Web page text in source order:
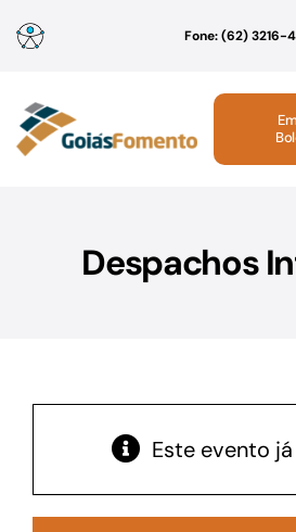
para
conteúdo
Fone: (62) 3216-
Linhas de Crédito
Acesso à Informação
Despachos
Este evento